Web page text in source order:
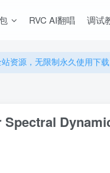
RVC AI翻唱 调试
享更多优惠，VIP资源群学
享更多优惠，VIP资源群学